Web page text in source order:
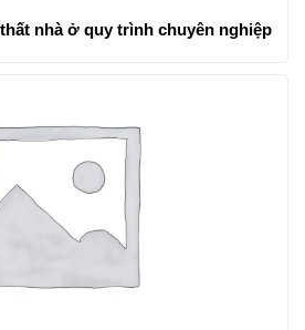
nhà ở quy trình chuyên nghiệp